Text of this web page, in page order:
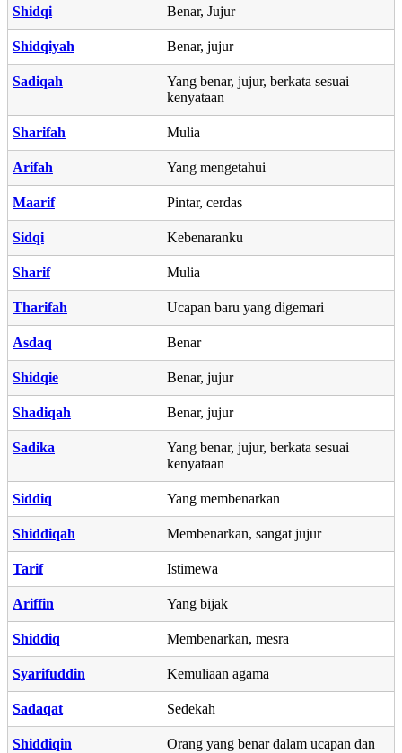
Shidqi Benar, Jujur
Shidqiyah Benar, jujur
Sadiqah
Yang benar, jujur, berkata sesuai
kenyataan
Sharifah Mulia
Arifah Yang mengetahui
Maarif Pintar, cerdas
Sidqi Kebenaranku
Sharif Mulia
Tharifah Ucapan baru yang digemari
Asdaq Benar
Shidqie Benar, jujur
Shadiqah Benar, jujur
Sadika
Yang benar, jujur, berkata sesuai
kenyataan
Siddiq Yang membenarkan
Shiddiqah Membenarkan, sangat jujur
Tarif Istimewa
Ariffin Yang bijak
Shiddiq Membenarkan, mesra
Syarifuddin Kemuliaan agama
Sadaqat Sedekah
Shiddiqin
Orang yang benar dalam ucapan dan